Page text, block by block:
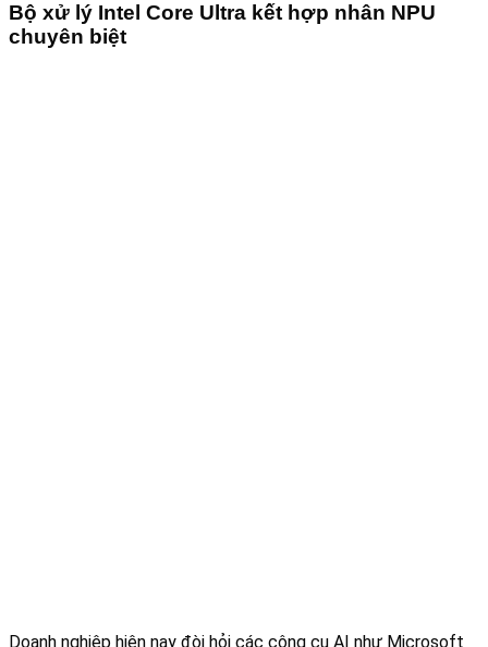
Bộ xử lý Intel Core Ultra kết hợp nhân NPU
chuyên biệt
Doanh nghiệp hiện nay đòi hỏi các công cụ AI như Microsoft